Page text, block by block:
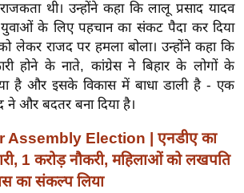
थी। उन्होंने कहा कि लालू प्रसाद यादव
युवाओं के लिए पहचान का संकट पैदा कर दिया
लेकर राजद पर हमला बोला। उन्होंने कहा कि
होने के नाते, कांग्रेस ने बिहार के लोगों के
है और इसके विकास में बाधा डाली है - एक
ने और बदतर बना दिया है।
Assembly Election | एनडीए का
1 करोड़ नौकरी, महिलाओं को लखपति
का संकल्प लिया